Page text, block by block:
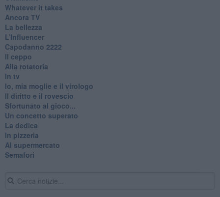
Whatever it takes
Ancora TV
La bellezza
L’Influencer
​Capodanno 2222
Il ceppo
Alla rotatoria
In tv
Io, mia moglie e il virologo
Il diritto e il rovescio
Sfortunato al gioco...
Un concetto superato
La dedica
In pizzeria
Al supermercato
Semafori